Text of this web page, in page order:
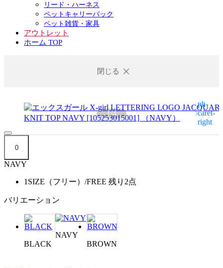
リード・ハーネス
ペットキャリーバック
ペット雑貨・家具
アウトレット
ホーム TOP
閉じる
1/4
0
NAVY
1SIZE（フリー）/FREE 残り2点
バリエーション
BLACK
NAVY
BROWN